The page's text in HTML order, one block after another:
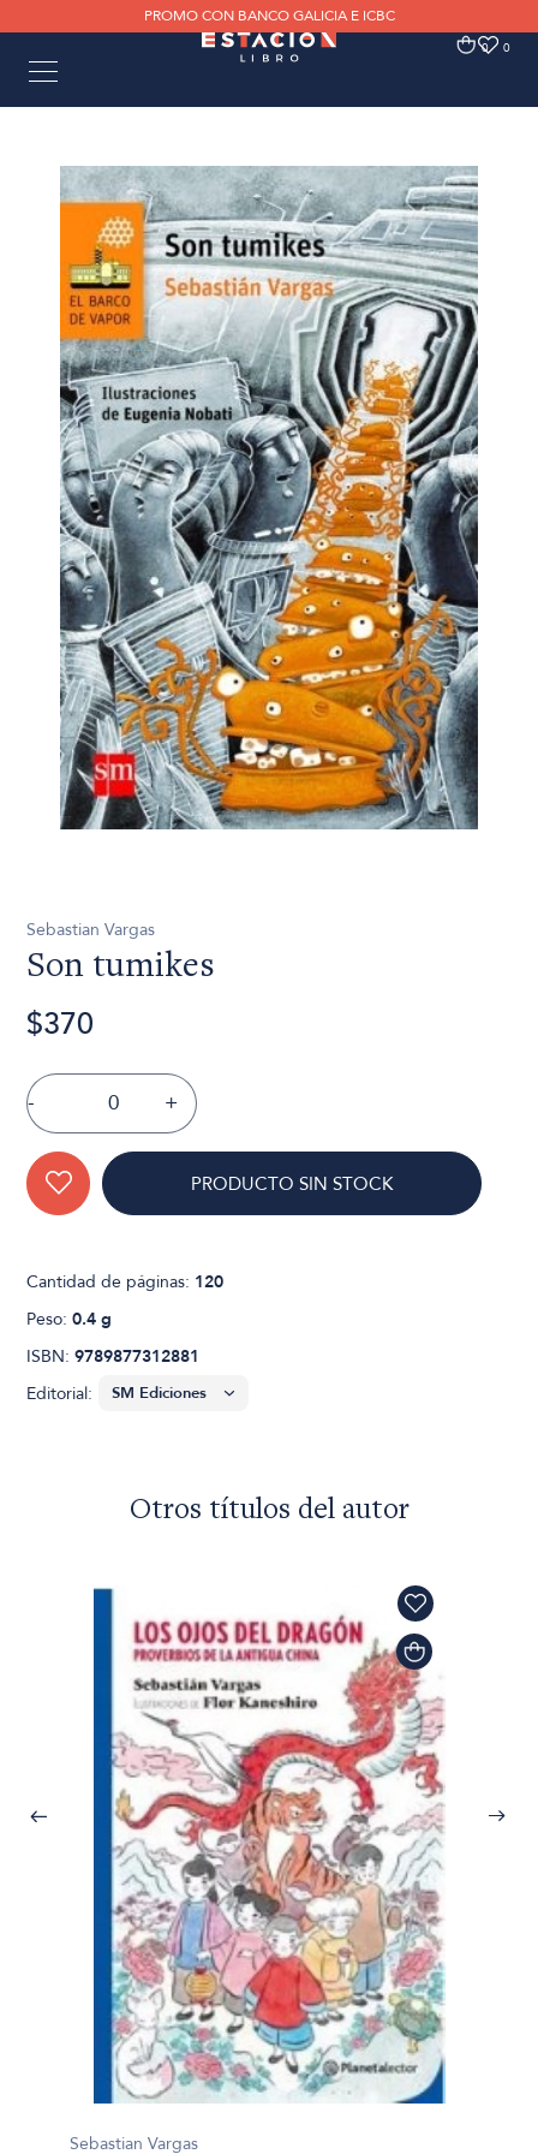
PROMO CON BANCO GALICIA E ICBC
0 0
Sebastian Vargas
Son tumikes
$370
- +
PRODUCTO SIN STOCK
Cantidad de páginas: 120
Peso:0.4 g
ISBN:9789877312881
Editorial:
Otros títulos del autor
Sebastian Vargas